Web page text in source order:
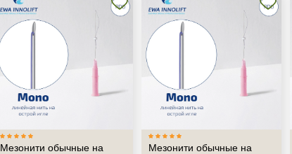
Мезонити обычные на
Мезонити обычные на